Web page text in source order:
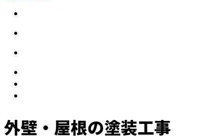
外壁・屋根の塗装工事